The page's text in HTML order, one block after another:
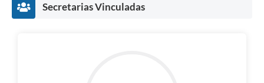
Secretarias Vinculadas